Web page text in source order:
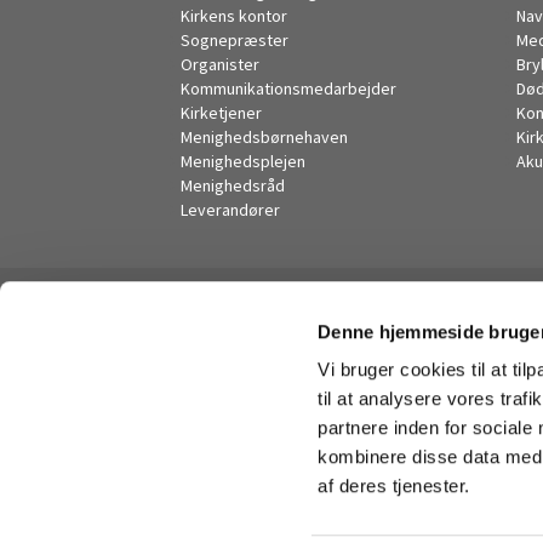
Denne hjemmeside
Vi bruger cookies til at
til at analysere vores
partnere inden for sociale
kombinere disse data
af deres tjenester.
Kirkens kontor
Sognepræster
Organister
Kommunikationsmedarbejder
Kirketjener
Menighedsbørnehaven
Menighedsplejen
Menighedsråd
Leverandører